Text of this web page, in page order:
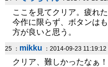
ここを見てクリア。疲れ
今作に限らず、ボタンは
方が良いと思う。
25 ： mikku ：2014-09-23 11:19:12
クリア、難しかったなぁ！